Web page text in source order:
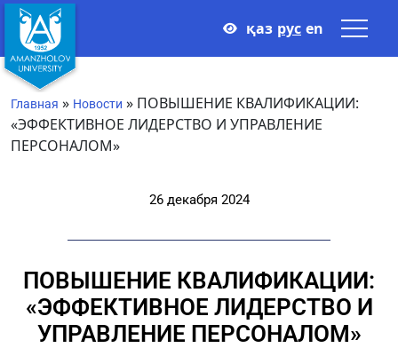
қаз рус en
Главная » Новости » ПОВЫШЕНИЕ КВАЛИФИКАЦИИ:
«ЭФФЕКТИВНОЕ ЛИДЕРСТВО И УПРАВЛЕНИЕ
ПЕРСОНАЛОМ»
26 декабря 2024
ПОВЫШЕНИЕ КВАЛИФИКАЦИИ:
«ЭФФЕКТИВНОЕ ЛИДЕРСТВО И
УПРАВЛЕНИЕ ПЕРСОНАЛОМ»